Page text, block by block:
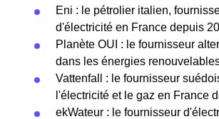
Eni : le pétrolier italien,
d'électricité en France depuis
Planète OUI : le fournisseur
dans les énergies
Vattenfall : le fournisseur
l'électricité et le gaz en France
ekWateur : le fournisseur